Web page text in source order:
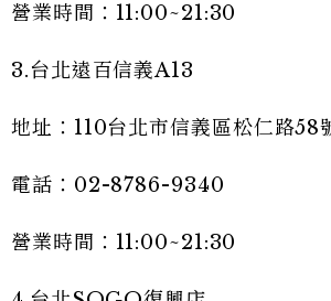
營業時間：11:00~21:30
3.台北遠百信義A13
地址：110台北市信義區松仁路58
電話：02-8786-9340
營業時間：11:00~21:30